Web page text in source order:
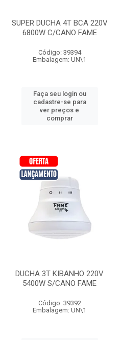
SUPER DUCHA 4T BCA 220V
6800W C/CANO FAME
Código: 39394
Embalagem: UN\1
Faça seu login ou
cadastre-se para
ver preços e
comprar
DUCHA 3T KIBANHO 220V
5400W S/CANO FAME
Código: 39392
Embalagem: UN\1